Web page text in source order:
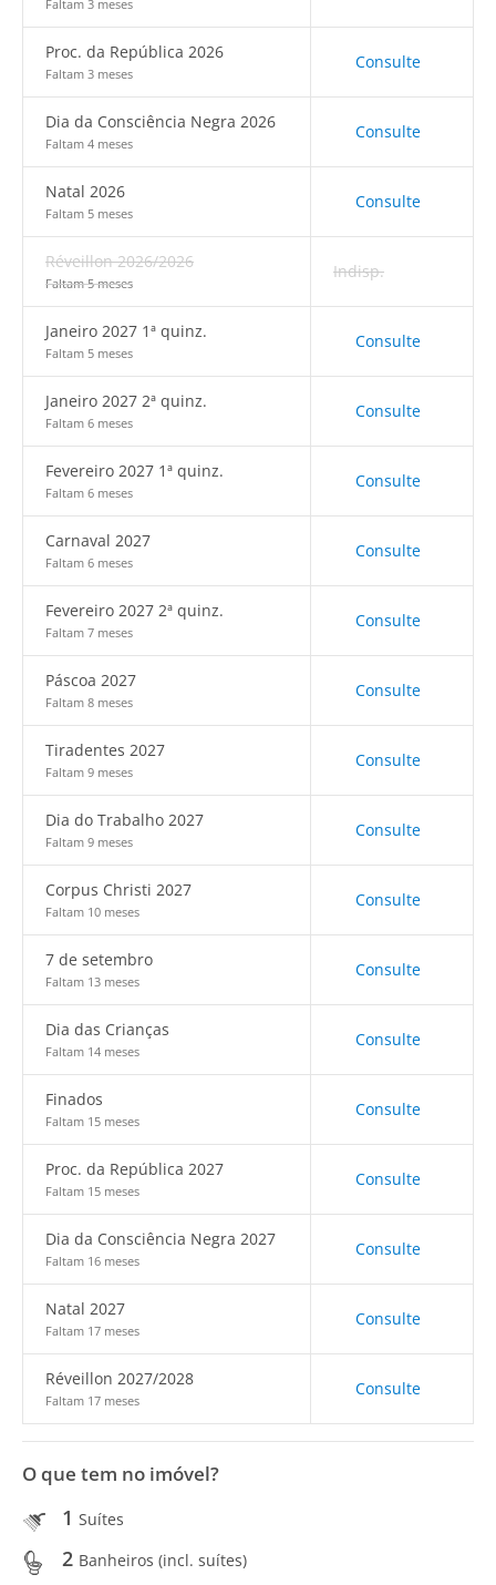
Faltam 3 meses
Proc. da República 2026
Faltam 3 meses
Consulte
Dia da Consciência Negra 2026
Faltam 4 meses
Consulte
Natal 2026
Faltam 5 meses
Consulte
Réveillon 2026/2026
Faltam 5 meses
Indisp.
Janeiro 2027 1ª quinz.
Faltam 5 meses
Consulte
Janeiro 2027 2ª quinz.
Faltam 6 meses
Consulte
Fevereiro 2027 1ª quinz.
Faltam 6 meses
Consulte
Carnaval 2027
Faltam 6 meses
Consulte
Fevereiro 2027 2ª quinz.
Faltam 7 meses
Consulte
Páscoa 2027
Faltam 8 meses
Consulte
Tiradentes 2027
Faltam 9 meses
Consulte
Dia do Trabalho 2027
Faltam 9 meses
Consulte
Corpus Christi 2027
Faltam 10 meses
Consulte
7 de setembro
Faltam 13 meses
Consulte
Dia das Crianças
Faltam 14 meses
Consulte
Finados
Faltam 15 meses
Consulte
Proc. da República 2027
Faltam 15 meses
Consulte
Dia da Consciência Negra 2027
Faltam 16 meses
Consulte
Natal 2027
Faltam 17 meses
Consulte
Réveillon 2027/2028
Faltam 17 meses
Consulte
O que tem no imóvel?
1 Suítes
2 Banheiros (incl. suítes)